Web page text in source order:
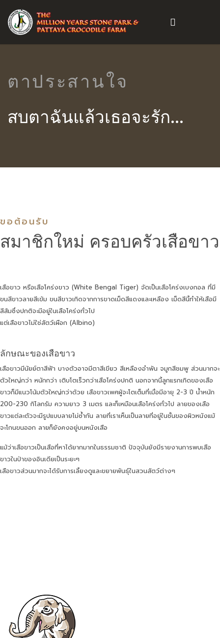
ตาประสานใจ
สบตาฉันแล้วเธอจะรัก...
ขอต้อนรับ
สมาชิกใหม่ ครอบครัวเสือขาว
เสือขาว หรือเสือโคร่งขาว (White Bengal Tiger) จัดเป็นเสือโคร่งเบงกอล ที่มี
ขนสีขาวลายสีเข้ม ขนสีขาวเกิดจากการขาดเม็ดสีแดงและเหลือง เม็ดสีนี้ทำให้เสือมี
สีส้มซึ่งปกติจะมีอยู่ในเสือโคร่งทั่วไป
แต่เสือขาวไม่ใช่สัตว์เผือก (Albino)
ลักษณะของเสือขาว
เสือขาวมีนัยย์ตาสีฟ้า บางตัวอาจมีตาสีเขียว สีเหลืองอำพัน จมูกสีชมพู ส่วนมากจะ
ตัวใหญ่กว่า หนักกว่า เติบโตเร็วกว่าเสือโคร่งปกติ นอกจากนี้ลูกแรกเกิดของเสือ
ขาวก็มีแนวโน้มตัวใหญ่กว่าด้วย เสือขาวเพศผู้จะโตเต็มที่เมื่อมีอายุ 2-3 ปี น้ำหนัก
200-230 กิโลกรัม ความยาว 3 เมตร และก็เหมือนเสือโคร่งทั่วไป ลายของเสือ
ขาวแต่ละตัวจะมีรูปแบบลายไม่ซ้ำกัน ลายที่เราเห็นเป็นลายที่อยู่ในชั้นของผิวหนังแม้
จะโกนขนออก ลายก็ยังคงอยู่บนหนังเสือ
แม้ว่าเสือขาวเป็นเสือที่หาได้ยากมากในธรรมชาติ ปัจจุบันยังมีรายงานการพบเสือ
ขาวในป่าของอินเดียเป็นระยะๆ
เสือขาวส่วนมากจะได้รับการเลี้ยงดูและขยายพันธุ์ในสวนสัตว์ต่างๆ